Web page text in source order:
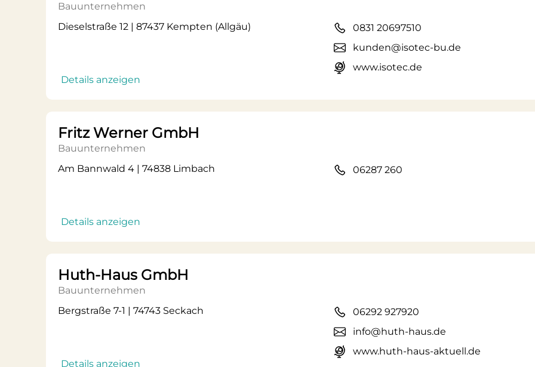
Bauunternehmen
Dieselstraße 12 | 87437 Kempten (Allgäu)
Details anzeigen
0831 20697510
kunden@isotec-bu.de
www.isotec.de
Fritz Werner GmbH
Bauunternehmen
Am Bannwald 4 | 74838 Limbach
Details anzeigen
06287 260
Huth-Haus GmbH
Bauunternehmen
Bergstraße 7-1 | 74743 Seckach
Details anzeigen
06292 927920
info@huth-haus.de
www.huth-haus-aktuell.de